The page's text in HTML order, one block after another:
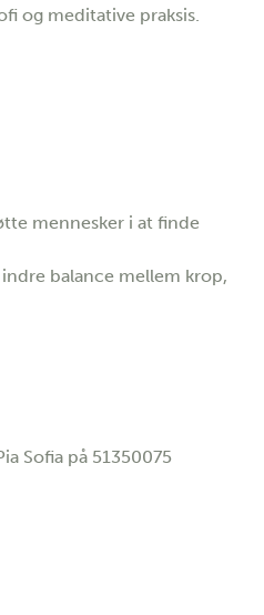
og meditative praksis.
mennesker i at finde
balance mellem krop,
Sofia på 51350075